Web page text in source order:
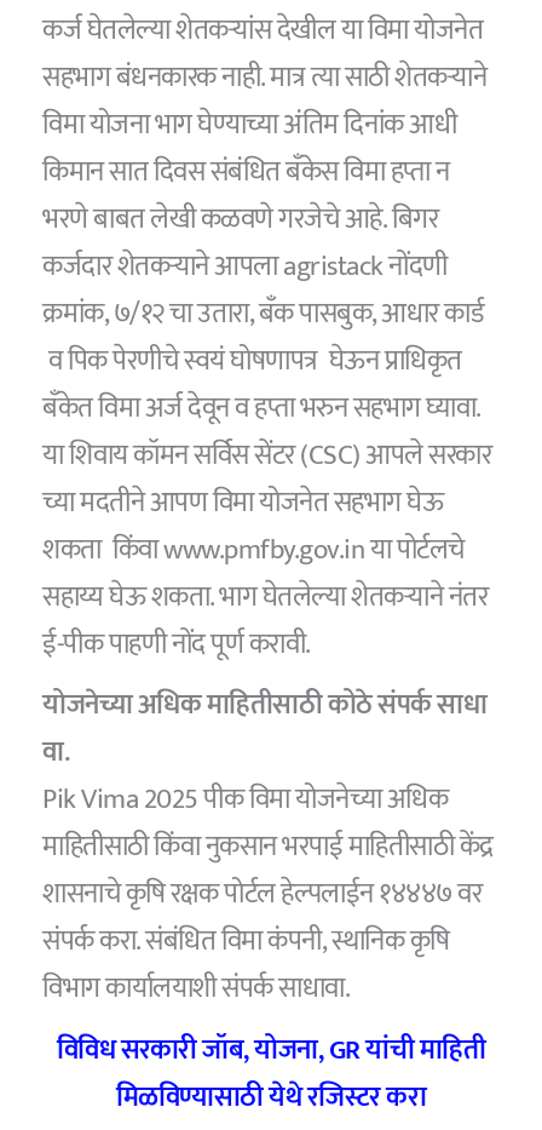
कर्ज घेतलेल्या शेतकऱ्यांस देखील या विमा योजनेत
सहभाग बंधनकारक नाही. मात्र त्या साठी शेतकऱ्याने
विमा योजना भाग घेण्याच्या अंतिम दिनांक आधी
किमान सात दिवस संबंधित बँकेस विमा हप्ता न
भरणे बाबत लेखी कळवणे गरजेचे आहे. बिगर
कर्जदार शेतकऱ्याने आपला agristack नोंदणी
क्रमांक, ७/१२ चा उतारा, बँक पासबुक, आधार कार्ड
व पिक पेरणीचे स्वयं घोषणापत्र घेऊन प्राधिकृत
बँकेत विमा अर्ज देवून व हप्ता भरुन सहभाग घ्यावा.
या शिवाय कॉमन सर्विस सेंटर (CSC) आपले सरकार
च्या मदतीने आपण विमा योजनेत सहभाग घेऊ
शकता किंवा www.pmfby.gov.in या पोर्टलचे
सहाय्य घेऊ शकता. भाग घेतलेल्या शेतकऱ्याने नंतर
ई-पीक पाहणी नोंद पूर्ण करावी.
योजनेच्याअधिकमाहितीसाठीकोठेसंपर्कसाधा
वा.
Pik Vima 2025 पीक विमा योजनेच्या अधिक
माहितीसाठी किंवा नुकसान भरपाई माहितीसाठी केंद्र
शासनाचे कृषि रक्षक पोर्टल हेल्पलाईन १४४४७ वर
संपर्क करा. संबंधित विमा कंपनी, स्थानिक कृषि
विभाग कार्यालयाशी संपर्क साधावा.
विविध सरकारी जॉब, योजना, GR यांची माहिती
मिळविण्यासाठी येथे रजिस्टर करा